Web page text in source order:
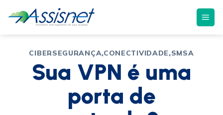
CIBERSEGURANÇA,CONECTIVIDADE,SMSA
Sua VPN é uma
porta de